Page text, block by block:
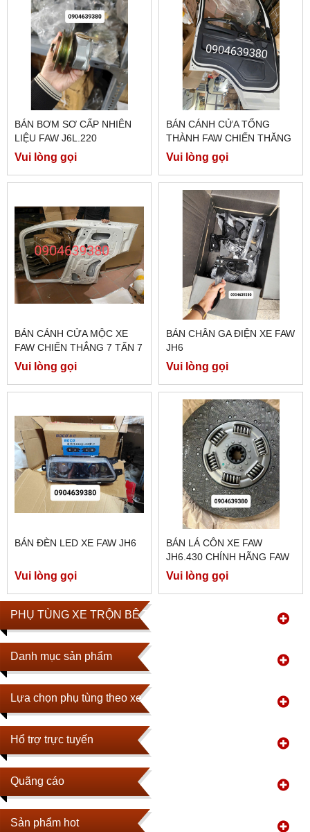
PHỤ TÙNG XE TRỘN BÊ TÔNG
Danh mục sản phẩm
Lựa chọn phụ tùng theo xe
Hổ trợ trực tuyến
Quãng cáo
Sản phẩm hot
BÁN BƠM SƠ CẤP NHIÊN
LIỆU FAW J6L.220
Vui lòng gọi
BÁN CÁNH CỬA TỔNG
THÀNH FAW CHIẾN THĂNG
7 TẤN 7
Vui lòng gọi
BÁN CÁNH CỬA MỘC XE
FAW CHIẾN THẮNG 7 TẤN 7
Vui lòng gọi
BÁN CHÂN GA ĐIỆN XE FAW
JH6
Vui lòng gọi
BÁN ĐÈN LED XE FAW JH6
Vui lòng gọi
BÁN LÁ CÔN XE FAW
JH6.430 CHÍNH HÃNG FAW
Vui lòng gọi